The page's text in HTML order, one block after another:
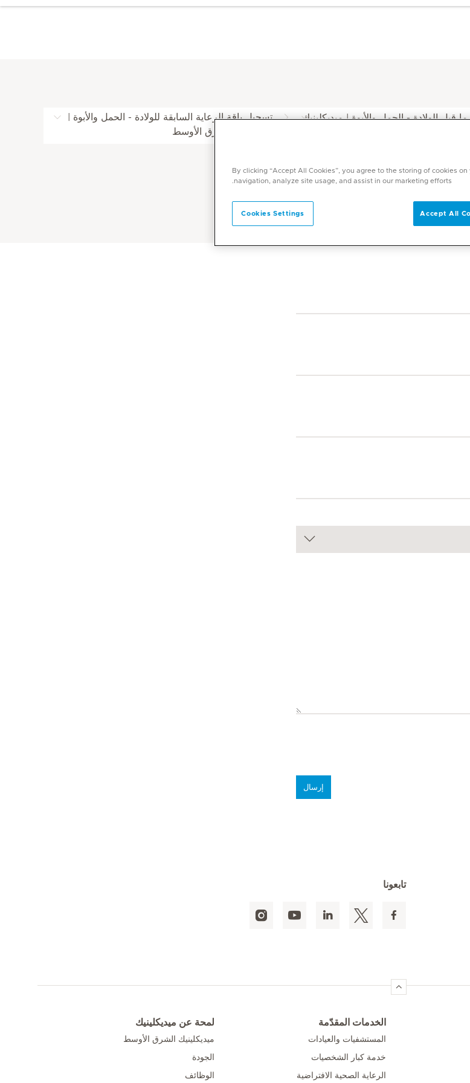
ما قبل الولادة - الحمل والأبوة | ميديكلينيك
تسجيل باقة الرعاية السابقة للولادة - الحمل والأبوة |
ميدكلينيك الشرق الأوسط
في ميديكلينيك
إرسال
تابعونا
الخدمات المقدّمة
المستشفيات والعيادات
خدمة كبار الشخصيات
الرعاية الصحية الافتراضية
لمحة عن ميديكلينيك
ميديكلينيك الشرق الأوسط
الجودة
الوظائف
By clicking “Accept All Cookies”, you agree to the storing of cookies
navigation, analyze site usage, and assist in our marketing efforts.
Cookies Settings Accept All